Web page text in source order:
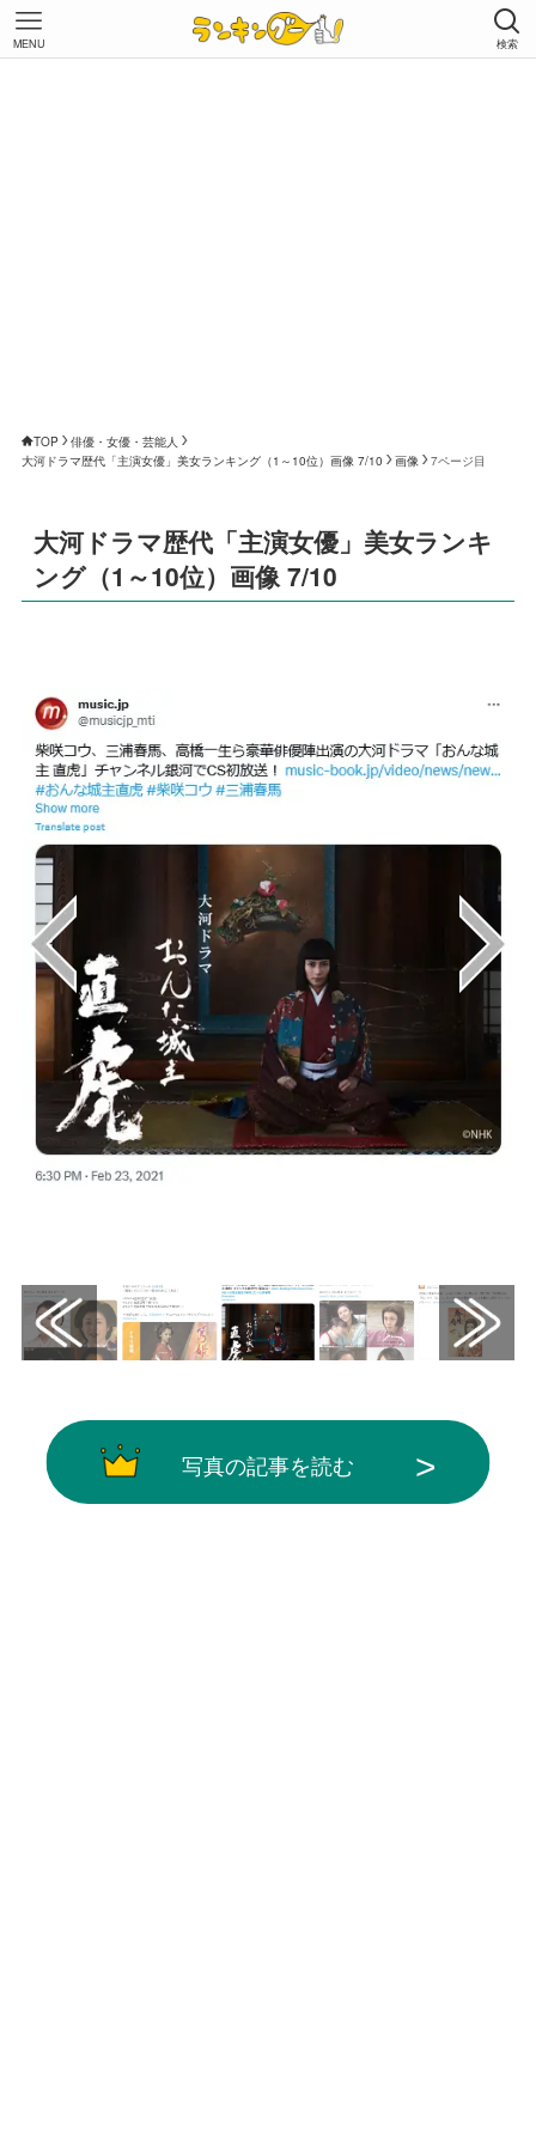
検索
MENU
TOP
俳優・女優・芸能人
大河ドラマ歴代「主演女優」美女ランキング（1～10位）画像 7/10
画像 7ページ目
大河ドラマ歴代「主演女優」美女ランキ
ング（1～10位）画像 7/10
写真の記事を読む